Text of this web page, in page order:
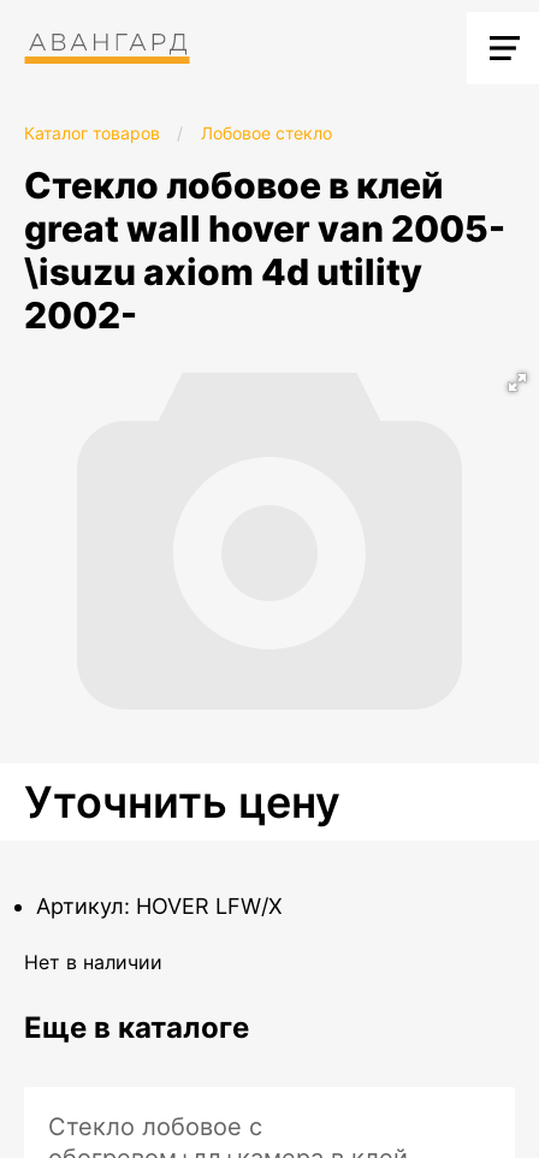
Каталог товаров / Лобовое стекло
стекло лобовое в клей
great wall hover van 2005-
\isuzu axiom 4d utility
2002-
Уточнить цену
Артикул: HOVER LFW/X
Нет в наличии
Еще в каталоге
Стекло лобовое с